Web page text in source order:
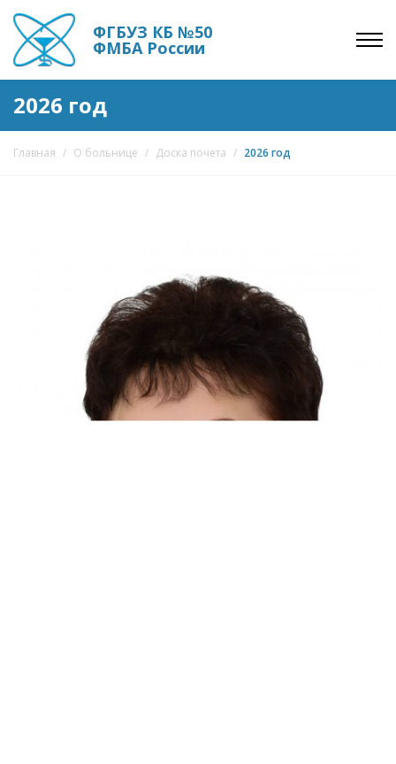
ФГБУЗ КБ №50
ФМБА России
2026 год
Главная / О больнице / Доска почета / 2026 год